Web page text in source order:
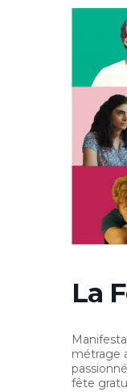
La
métrage
fête